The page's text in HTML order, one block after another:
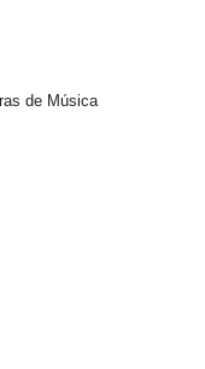
de Música